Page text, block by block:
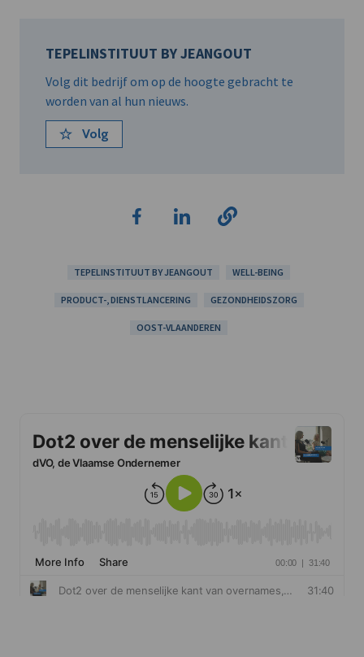
TEPELINSTITUUT BY JEANGOUT
Volg dit bedrijf om op de hoogte gebracht te
worden van al hun nieuws.
Volg
TEPELINSTITUUT BY JEANGOUT WELL-BEING
PRODUCT-, DIENSTLANCERING GEZONDHEIDSZORG
OOST-VLAANDEREN